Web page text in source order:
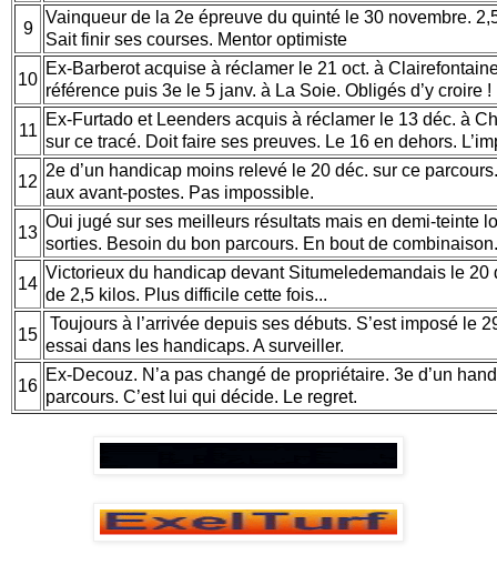
9
Vainqueur de la 2e épreuve du quinté le 30 novembre.
Sait finir ses courses. Mentor optimiste
10
Ex-Barberot acquise à réclamer le 21 oct. à
référence puis 3e le 5 janv. à La Soie. Obligés d’y croire !
11
Ex-Furtado et Leenders acquis à réclamer le 13 déc. à
sur ce tracé. Doit faire ses preuves. Le 16 en dehors.
12
2e d’un handicap moins relevé le 20 déc. sur ce
aux avant-postes. Pas impossible.
13
Oui jugé sur ses meilleurs résultats mais en demi-teinte
sorties. Besoin du bon parcours. En bout de
14
Victorieux du handicap devant Situmeledemandais le 20
de 2,5 kilos. Plus difficile cette fois...
15
Toujours à l’arrivée depuis ses débuts. S’est imposé le
essai dans les handicaps. A surveiller.
16
Ex-Decouz. N’a pas changé de propriétaire. 3e d’un
parcours. C’est lui qui décide. Le regret.